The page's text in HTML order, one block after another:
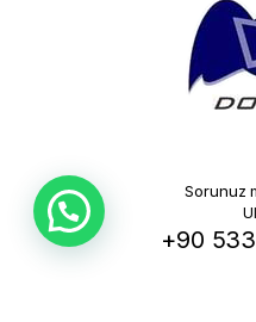
Sorunuz
+90